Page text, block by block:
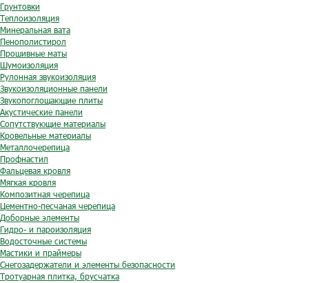
Грунтовки
Теплоизоляция
Минеральная вата
Пенополистирол
Прошивные маты
Шумоизоляция
Рулонная звукоизоляция
Звукоизоляционные панели
Звукопоглощающие плиты
Акустические панели
Сопутствующие материалы
Кровельные материалы
Металлочерепица
Профнастил
Фальцевая кровля
Мягкая кровля
Композитная черепица
Цементно-песчаная черепица
Доборные элементы
Гидро- и пароизоляция
Водосточные системы
Мастики и праймеры
Снегозадержатели и элементы безопасности
Тротуарная плитка, брусчатка